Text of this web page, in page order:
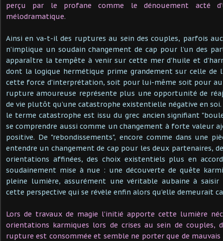
perçu par le profane comme le dénouement acté
mélodramatique.
Ainsi en va-t-il des ruptures au sein des couples, parfois
n’implique un soudain changement de cap pour l’un des
apparaître la tempête à venir sur cette mer d’huile et
dont la logique hermétique prime grandement sur celle de
cette force d’interprétation, soit pour lui-même soit pour
rupture amoureuse représente plus une opportunité de
de vie plutôt qu’une catastrophe existentielle négative en
le terme catastrophe est issu du grec ancien signifiant
se comprendre aussi comme un changement à forte valeur
positive. De "rebondissements", encore comme dans une
entendre un changement de cap pour les deux partenaires,
orientations affinées, des choix existentiels plus en
soudainement mise à nue : une découverte de quête
pleine lumière, assurément une véritable aubaine à
cette perspective qui se révèle enfin alors qu’elle demeurait
Lors de travaux de magie l’initié apporte cette lumière
orientations karmiques lors de crises au sein de couples,
rupture est consommée et semble ne porter que de